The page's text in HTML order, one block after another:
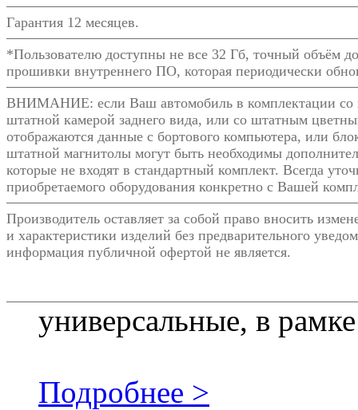
Гарантия 12 месяцев.
*Пользователю доступны не все 32 Гб, точный объём
прошивки внутреннего ПО, которая периодически
ВНИМАНИЕ: если Ваш автомобиль в комплектации со
штатной камерой заднего вида, или со штатным
отображаются данные с бортового компьютера, или
штатной магнитолы могут быть необходимы
которые не входят в стандартный комплект. Всегда
приобретаемого оборудования конкретно с Вашей
Производитель оставляет за собой право вносить
и характеристики изделий без предварительного
информация публичной офертой не является.
универсальные, в
Подробнее >